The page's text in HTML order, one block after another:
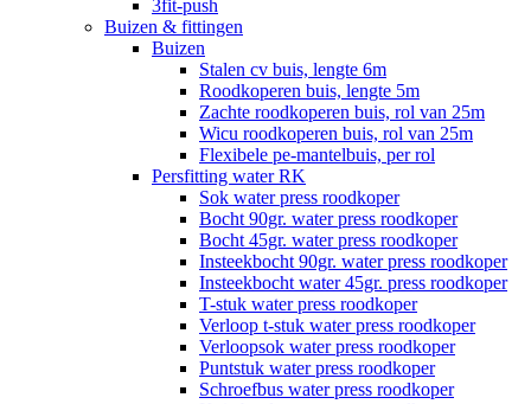
3fit-push
Buizen & fittingen
Buizen
Stalen cv buis, lengte 6m
Roodkoperen buis, lengte 5m
Zachte roodkoperen buis, rol van 25m
Wicu roodkoperen buis, rol van 25m
Flexibele pe-mantelbuis, per rol
Persfitting water RK
Sok water press roodkoper
Bocht 90gr. water press roodkoper
Bocht 45gr. water press roodkoper
Insteekbocht 90gr. water press roodkoper
Insteekbocht water 45gr. press roodkoper
T-stuk water press roodkoper
Verloop t-stuk water press roodkoper
Verloopsok water press roodkoper
Puntstuk water press roodkoper
Schroefbus water press roodkoper